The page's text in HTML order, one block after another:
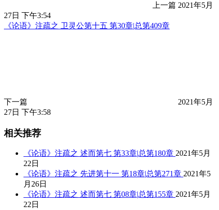
上一篇 2021年5月
27日 下午3:54
《论语》注疏之 卫灵公第十五 第30章|总第409章
下一篇
2021年5月
27日 下午3:58
相关推荐
《论语》注疏之 述而第七 第33章|总第180章 2021年5月
22日
《论语》注疏之 先进第十一 第18章|总第271章 2021年5
月26日
《论语》注疏之 述而第七 第08章|总第155章 2021年5月
22日